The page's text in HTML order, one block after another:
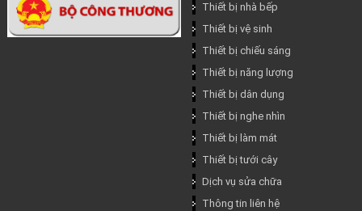
Thiết bị nhà bếp
Thiết bị vệ sinh
Thiết bị chiếu sáng
Thiết bị năng lượng
Thiết bị dân dụng
Thiết bị nghe nhìn
Thiết bị làm mát
Thiết bị tưới cây
Dịch vụ sửa chữa
Thông tin liên hệ